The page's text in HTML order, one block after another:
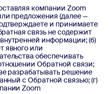
компании Zoom
предложения (далее —
и принимаете
связь не содержит
информации; (б)
явного или
обеспечивать
Обратной связи;
разрабатывать решение
с Обратной связью; (г)
Zoom